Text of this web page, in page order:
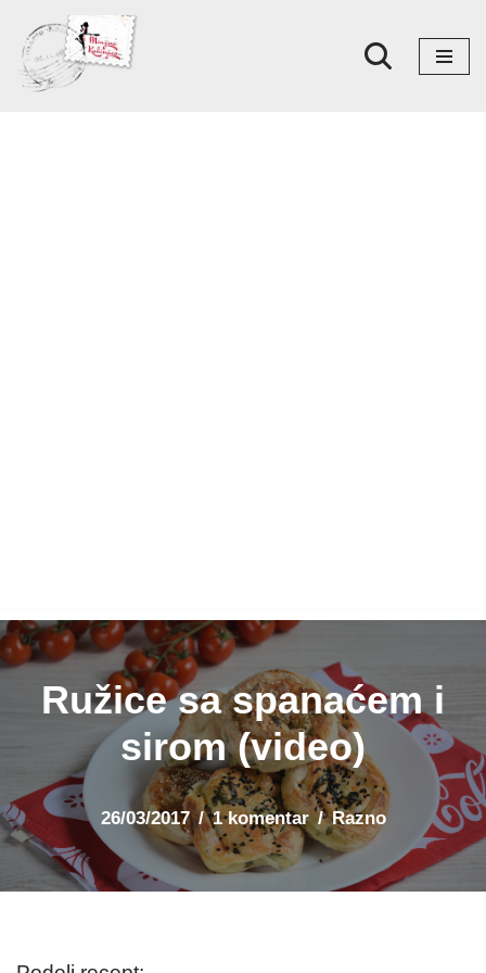
Skoči
na
Ružice sa spanaćem i
sirom (video)
26/03/2017 1 komentar Razno